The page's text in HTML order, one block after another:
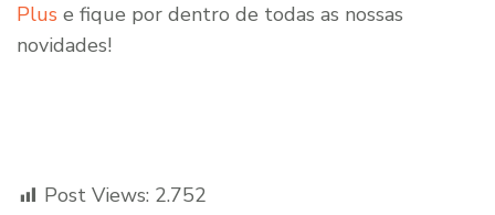
Plus e fique por dentro de todas as nossas
novidades!
Post Views: 2.752